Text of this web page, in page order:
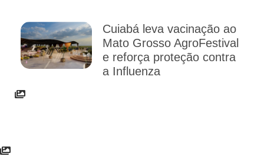
Cuiabá leva vacinação ao
Mato Grosso AgroFestival
e reforça proteção contra
a Influenza